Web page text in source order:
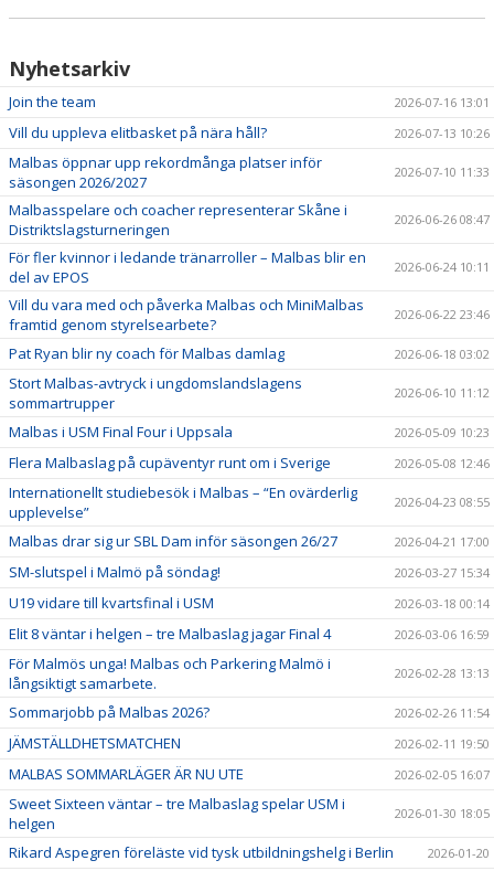
Nyhetsarkiv
Join the team 2026-07-16 13:01
Vill du uppleva elitbasket på nära håll? 2026-07-13 10:26
Malbas öppnar upp rekordmånga platser inför
säsongen 2026/2027
2026-07-10 11:33
Malbasspelare och coacher representerar Skåne i
Distriktslagsturneringen
2026-06-26 08:47
För fler kvinnor i ledande tränarroller – Malbas blir en
del av EPOS
2026-06-24 10:11
Vill du vara med och påverka Malbas och MiniMalbas
framtid genom styrelsearbete?
2026-06-22 23:46
Pat Ryan blir ny coach för Malbas damlag 2026-06-18 03:02
Stort Malbas-avtryck i ungdomslandslagens
sommartrupper
2026-06-10 11:12
Malbas i USM Final Four i Uppsala 2026-05-09 10:23
Flera Malbaslag på cupäventyr runt om i Sverige 2026-05-08 12:46
Internationellt studiebesök i Malbas – “En ovärderlig
upplevelse”
2026-04-23 08:55
Malbas drar sig ur SBL Dam inför säsongen 26/27 2026-04-21 17:00
SM-slutspel i Malmö på söndag! 2026-03-27 15:34
U19 vidare till kvartsfinal i USM 2026-03-18 00:14
Elit 8 väntar i helgen – tre Malbaslag jagar Final 4 2026-03-06 16:59
För Malmös unga! Malbas och Parkering Malmö i
långsiktigt samarbete.
2026-02-28 13:13
Sommarjobb på Malbas 2026? 2026-02-26 11:54
JÄMSTÄLLDHETSMATCHEN 2026-02-11 19:50
MALBAS SOMMARLÄGER ÄR NU UTE 2026-02-05 16:07
Sweet Sixteen väntar – tre Malbaslag spelar USM i
helgen
2026-01-30 18:05
Rikard Aspegren föreläste vid tysk utbildningshelg i Berlin 2026-01-20